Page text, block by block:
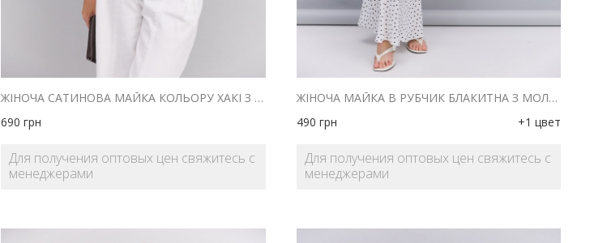
ЖІНОЧА САТИНОВА МАЙКА КОЛЬОРУ ХАКІ З АСИМЕТРИЧНИМ НИЗОМ І МЕРЕЖИВОМ
690 грн
Для получения оптовых цен свяжитесь с
менеджерами
ЖІНОЧА МАЙКА В РУБЧИК БЛАКИТНА З МОЛОЧНИМ МЕРЕЖИВОМ ВГОРІ
490 грн +1 цвет
Для получения оптовых цен свяжитесь с
менеджерами